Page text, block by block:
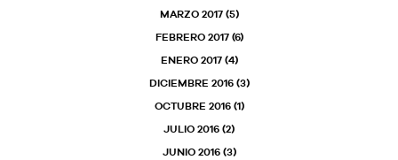
MARZO 2017(5)
FEBRERO 2017(6)
ENERO 2017(4)
DICIEMBRE 2016(3)
OCTUBRE 2016(1)
JULIO 2016 (2)
JUNIO 2016(3)